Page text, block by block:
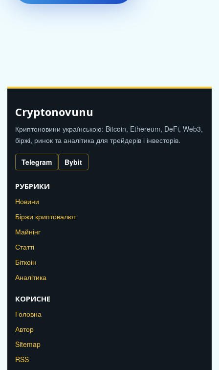
Cryptonovunu
Криптоновини українською: Bitcoin, Ethereum, DeFi, Web3,
біржі, ринок та аналітика для трейдерів і інвесторів.
Telegram Bybit
РУБРИКИ
Новини
Біржи криптовалют
Майнінг
Статті
Біткоін
Аналітика
КОРИСНЕ
Головна
Автор
Sitemap
RSS